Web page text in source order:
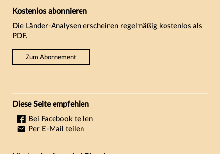
Kostenlos abonnieren
Die Länder-Analysen erscheinen regelmäßig kostenlos als
PDF.
Zum Abonnement
Diese Seite empfehlen
Bei Facebook teilen
Per E-Mail teilen